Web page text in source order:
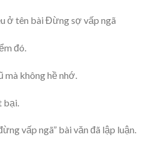
ở tên bài Đừng sợ vấp ngã
đó.
mà không hề nhớ.
bại.
vấp ngã” bài văn đã lập luận.